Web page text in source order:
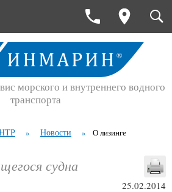
морского и внутреннего водного
транспорта
» Новости »
О лизинге
25.02.2014
судна